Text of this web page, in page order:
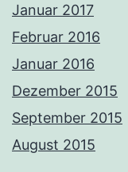
Januar 2017
Februar 2016
Januar 2016
Dezember 2015
September 2015
August 2015